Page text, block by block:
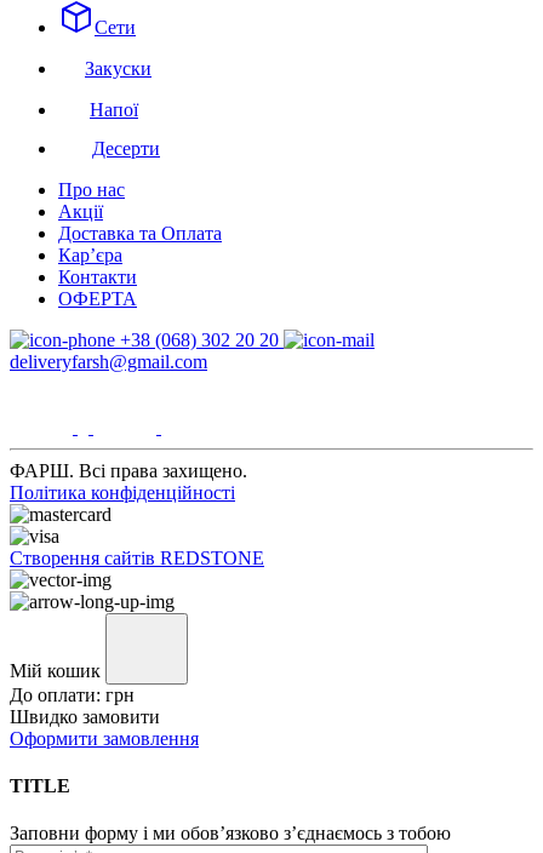
Сети
Закуски
Напої
Десерти
Про нас
Акції
Доставка та Оплата
Кар’єра
Контакти
ОФЕРТА
+38 (068) 302 20 20
deliveryfarsh@gmail.com
ФАРШ. Всі права захищено.
Політика конфіденційності
Створення сайтів REDSTONE
Мій кошик
До оплати: грн
Швидко замовити
Оформити замовлення
TITLE
Заповни форму і ми обов’язково з’єднаємось з тобою